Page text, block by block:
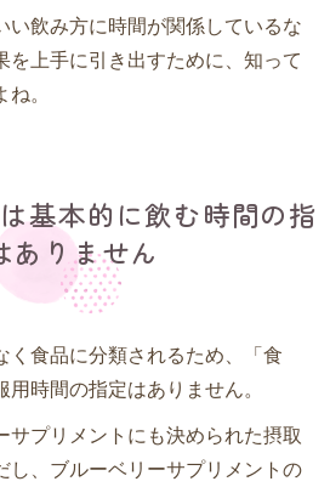
い飲み方に時間が関係しているな
を上手に引き出すために、知って
。
基本的に飲む時間の指
ありません
く食品に分類されるため、「食
時間の指定はありません。
サプリメントにも決められた摂取
し、ブルーベリーサプリメントの